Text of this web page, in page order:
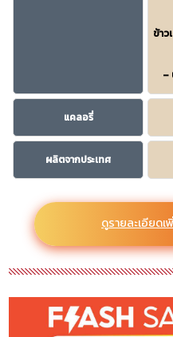
ข้าว
–
แคลอรี่
ผลิตจากประเทศ
ดูรายละเอียดเ